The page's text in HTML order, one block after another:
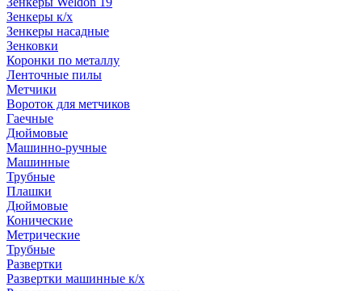
Зенкеры к/х
Зенкеры насадные
Зенковки
Коронки по металлу
Ленточные пилы
Метчики
Вороток для метчиков
Гаечные
Дюймовые
Машинно-ручные
Машинные
Трубные
Плашки
Дюймовые
Конические
Метрические
Трубные
Развертки
Развертки машинные к/х